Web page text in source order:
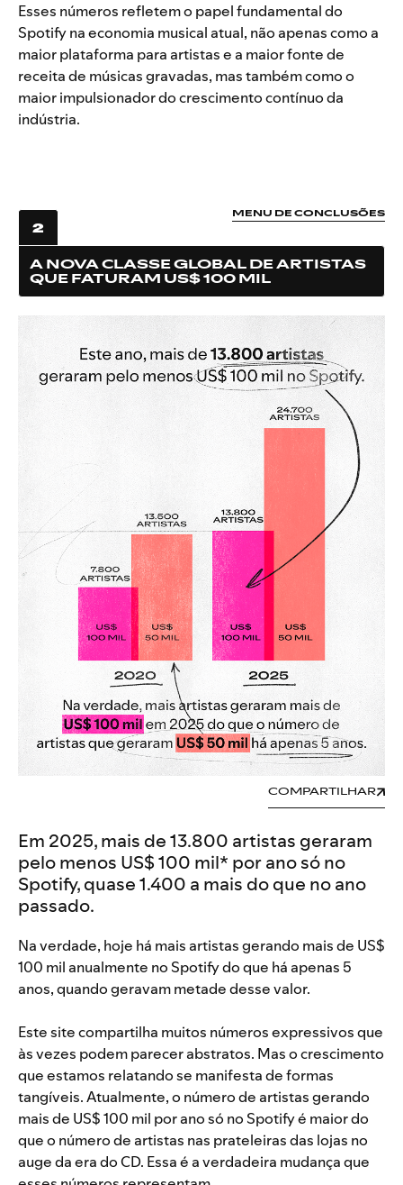
Esses números refletem o papel fundamental do
Spotify na economia musical atual, não apenas como a
maior plataforma para artistas e a maior fonte de
receita de músicas gravadas, mas também como o
maior impulsionador do crescimento contínuo da
indústria.
2
MENU DE CONCLUSÕES
A NOVA CLASSE GLOBAL DE ARTISTAS
QUE FATURAM US$ 100 MIL
COMPARTILHAR
Em 2025, mais de 13.800 artistas geraram
pelo menos US$ 100 mil* por ano só no
Spotify, quase 1.400 a mais do que no ano
passado.
Na verdade, hoje há mais artistas gerando mais de US$
100 mil anualmente no Spotify do que há apenas 5
anos, quando geravam metade desse valor.
Este site compartilha muitos números expressivos que
às vezes podem parecer abstratos. Mas o crescimento
que estamos relatando se manifesta de formas
tangíveis. Atualmente, o número de artistas gerando
mais de US$ 100 mil por ano só no Spotify é maior do
que o número de artistas nas prateleiras das lojas no
auge da era do CD. Essa é a verdadeira mudança que